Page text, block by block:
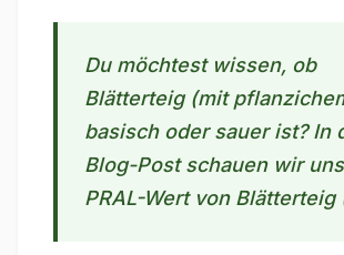
Du möchtest wissen, ob
Blätterteig (mit
basisch oder sauer ist? In
Blog-Post schauen wir
PRAL-Wert von Blätterteig